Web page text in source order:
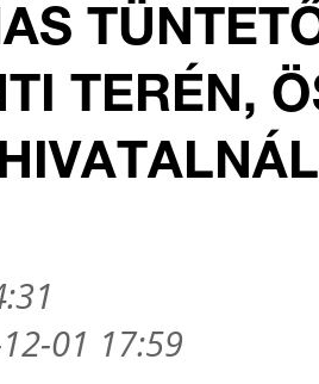
TERÉN,
01 17:59